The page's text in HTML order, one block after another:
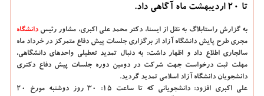
تا ۲۰ اردیبهشت ماه آگاهی داد.
به گزارش راستابلاگ به نقل از ایسنا، دکتر محمد علی اکبری، مشاور رئیس دانشگاه‌
مجری طرح پایش دانشگاه آزاد از برگزاری جلسات پیش دفاع متمرکز در خرداد ماه
سالجاری اطلاع داد و اظهار داشت: به دنبال تمدید تعطیلی واحدهای دانشگاهی،
مهلت ثبت درخواست جهت شرکت در دومین دوره جلسات پیش دفاع دکتری
دانشجویان دانشگاه آزاد اسلامی تمدید گردید.
علی اکبری افزود: دانشجویانی که تا ساعت ۱۵: ۳۰ روز دوشنبه مورخ ۲۰